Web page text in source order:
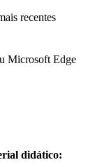
recentes
Microsoft Edge
didático: